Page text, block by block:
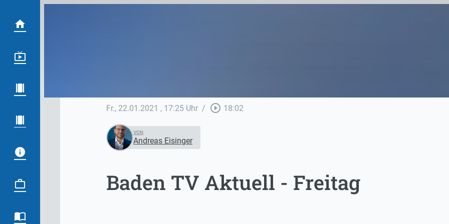
Fr., 22.01.2021 , 17:25 Uhr / play_circle_outline 18:02
VON
Andreas Eisinger
Baden TV Aktuell - Freitag